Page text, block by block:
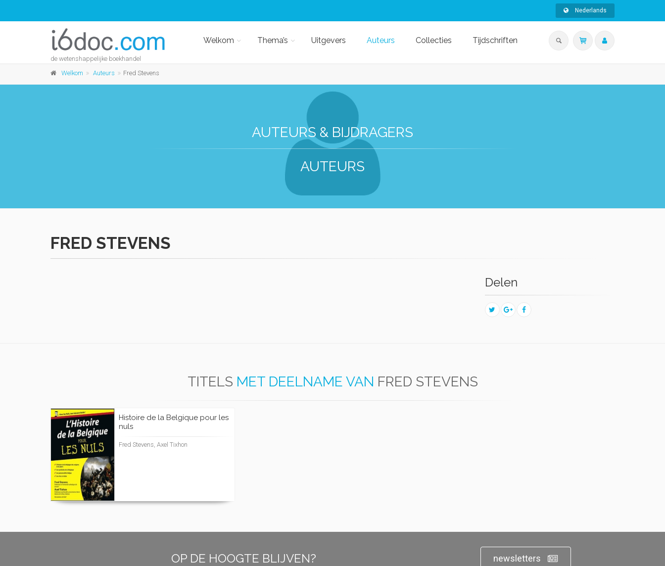
Nederlands
de wetenshappelijke boekhandel
Welkom Thema’s Uitgevers Auteurs Collecties Tijdschriften
Welkom Auteurs Fred Stevens
AUTEURS & BIJDRAGERS
AUTEURS
FRED STEVENS
Delen
TITELS MET DEELNAME VAN FRED STEVENS
Histoire de la Belgique pour les
nuls
Fred Stevens, Axel Tixhon
OP DE HOOGTE BLIJVEN? newsletters